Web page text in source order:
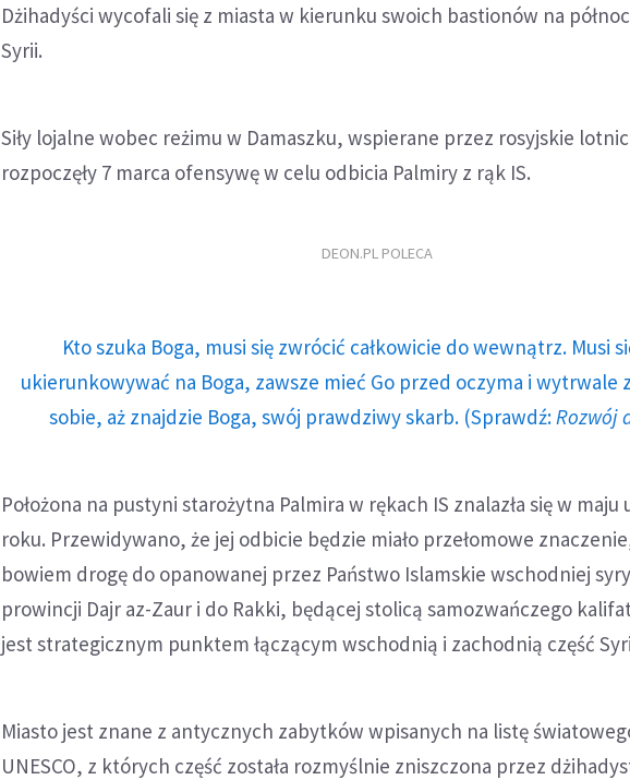
Dżihadyści wycofali się z miasta w kierunku swoich bastionów na
Syrii.
Siły lojalne wobec reżimu w Damaszku, wspierane przez rosyjskie
rozpoczęły 7 marca ofensywę w celu odbicia Palmiry z rąk IS.
DEON.PL POLECA
Kto szuka Boga, musi się zwrócić całkowicie do wewnątrz. Musi
ukierunkowywać na Boga, zawsze mieć Go przed oczyma i wytrwale
sobie, aż znajdzie Boga, swój prawdziwy skarb. (Sprawdź: Rozwój
Położona na pustyni starożytna Palmira w rękach IS znalazła się w maju
roku. Przewidywano, że jej odbicie będzie miało przełomowe
bowiem drogę do opanowanej przez Państwo Islamskie wschodniej
prowincji Dajr az-Zaur i do Rakki, będącej stolicą samozwańczego
jest strategicznym punktem łączącym wschodnią i zachodnią część
Miasto jest znane z antycznych zabytków wpisanych na listę
UNESCO, z których część została rozmyślnie zniszczona przez